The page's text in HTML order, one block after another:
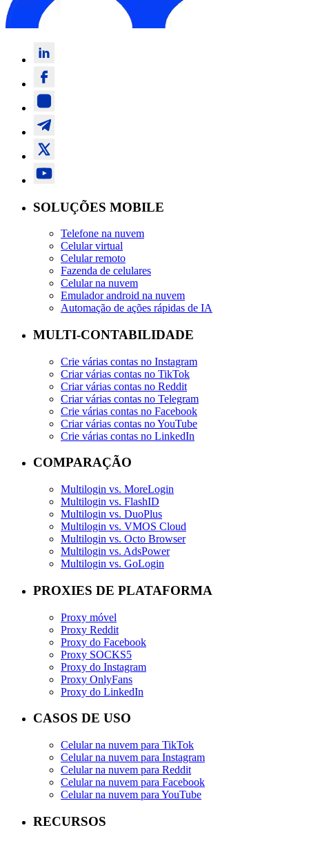
SOLUÇÕES MOBILE
Telefone na nuvem
Celular virtual
Celular remoto
Fazenda de celulares
Celular na nuvem
Emulador android na nuvem
Automação de ações rápidas de IA
MULTI-CONTABILIDADE
Crie várias contas no Instagram
Criar várias contas no TikTok
Criar várias contas no Reddit
Criar várias contas no Telegram
Crie várias contas no Facebook
Criar várias contas no YouTube
Crie várias contas no LinkedIn
COMPARAÇÃO
Multilogin vs. MoreLogin
Multilogin vs. FlashID
Multilogin vs. DuoPlus
Multilogin vs. VMOS Cloud
Multilogin vs. Octo Browser
Multilogin vs. AdsPower
Multilogin vs. GoLogin
PROXIES DE PLATAFORMA
Proxy móvel
Proxy Reddit
Proxy do Facebook
Proxy SOCKS5
Proxy do Instagram
Proxy OnlyFans
Proxy do LinkedIn
CASOS DE USO
Celular na nuvem para TikTok
Celular na nuvem para Instagram
Celular na nuvem para Reddit
Celular na nuvem para Facebook
Celular na nuvem para YouTube
RECURSOS